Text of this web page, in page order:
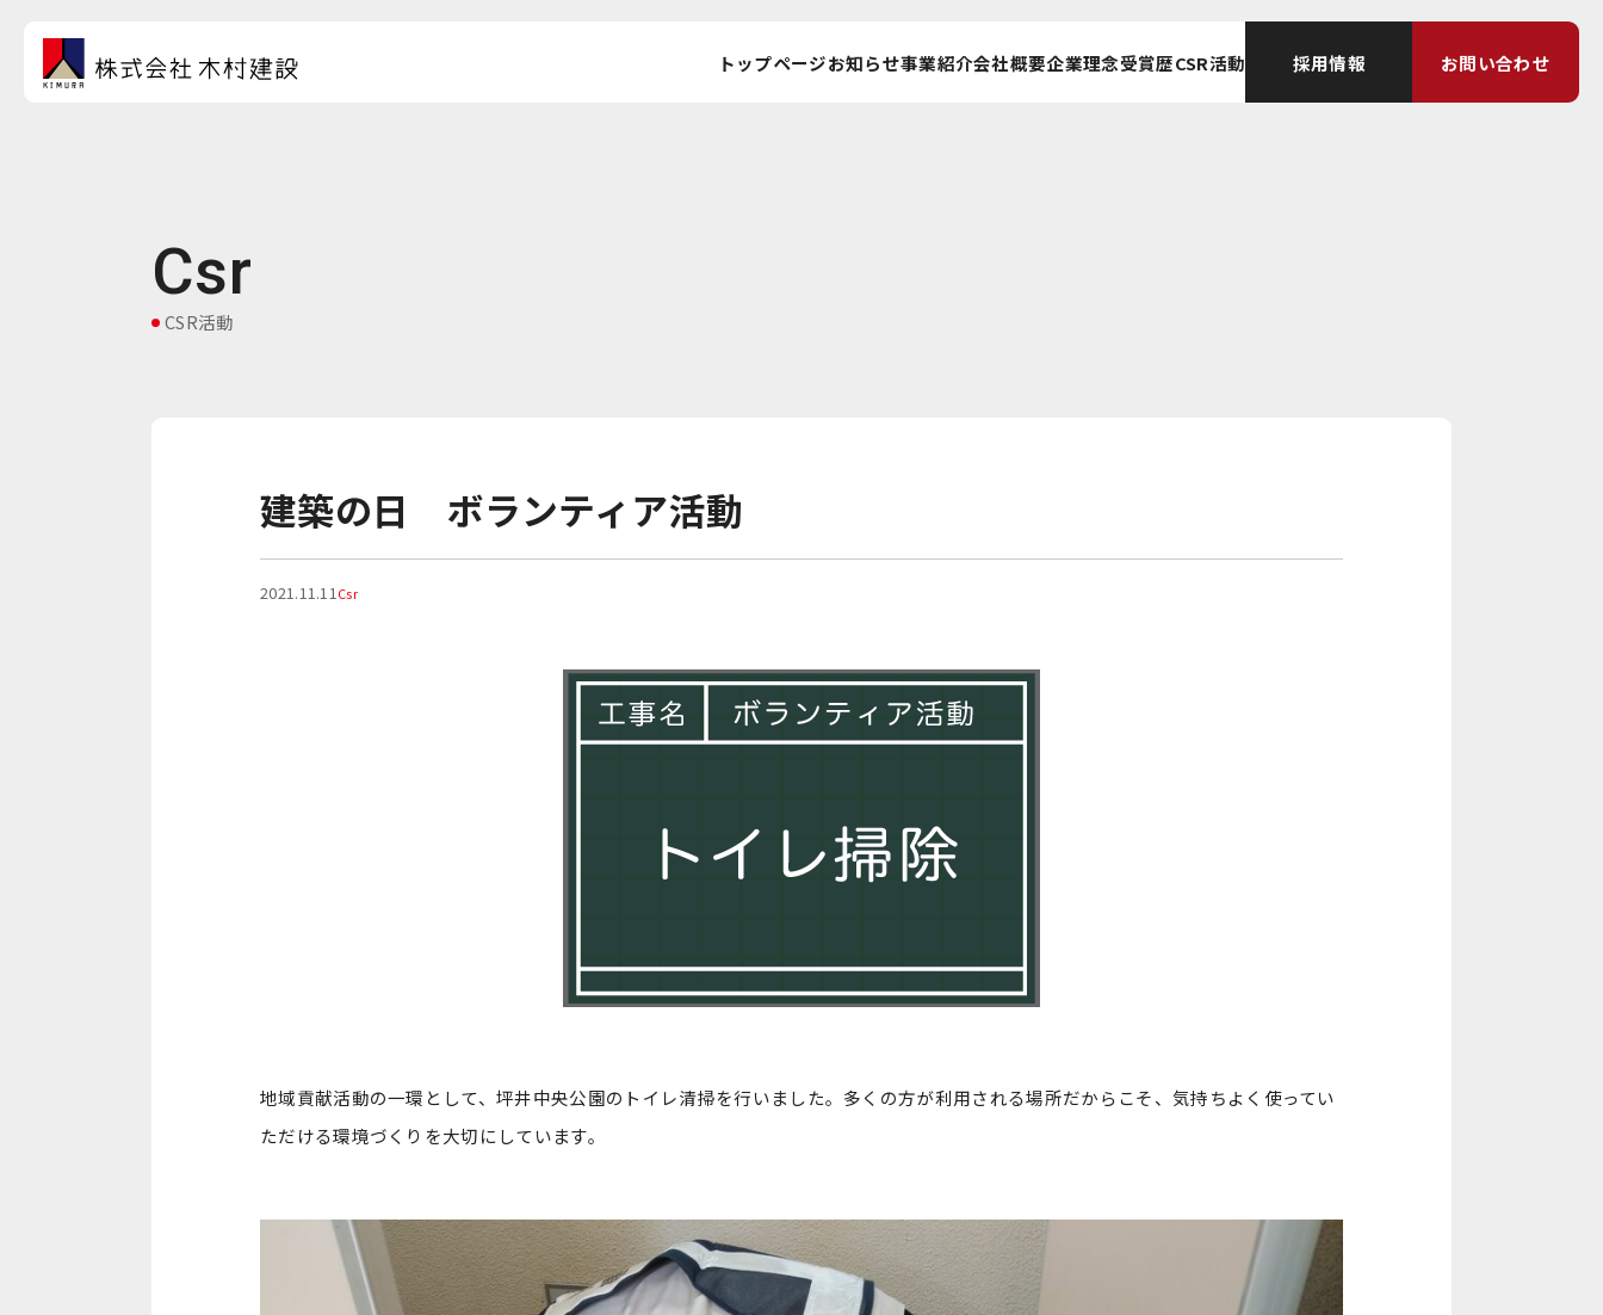
トップページお知らせ事業紹介会社概要企業理念受賞歴CSR活動 採用情報 お問い合わせ
Csr
CSR活動
建築の日 ボランティア活動
2021.11.11Csr
地域貢献活動の一環として、坪井中央公園のトイレ清掃を行いました。多くの方が利用される場所だからこそ、気持ちよく使ってい
ただける環境づくりを大切にしています。